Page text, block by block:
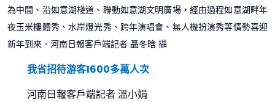
為中間、沿如意湖棧道、聯動如意湖文明廣場，經由過程如意湖畔年
夜玉米樓體秀、水岸燈光秀、跨年演唱會、無人機扮演秀等情勢喜迎
新年到來。河南日報客戶端記者 聶冬晗 攝
我省招待游客1600多萬人次
河南日報客戶端記者 溫小娟